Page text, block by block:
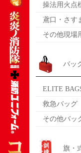
操法用火点
鳶口・さす
その他現場
バッ
ELITE
救急バッグ
その他バッ
旗・